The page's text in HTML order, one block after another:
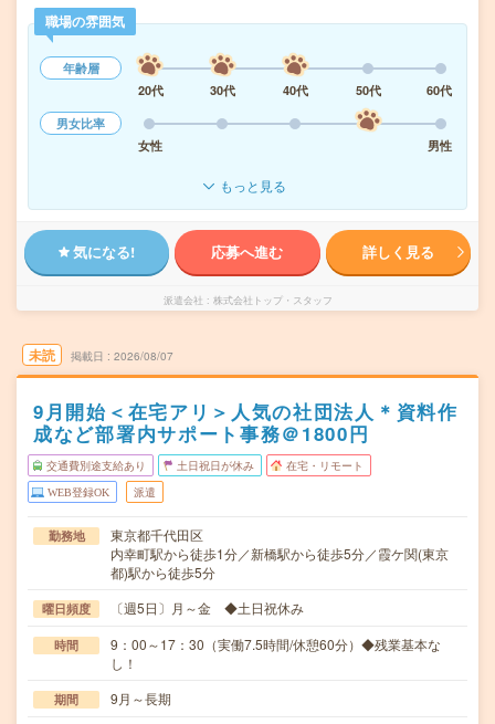
職場の雰囲気
年齢層
20代
30代 40代 50代
60代
男女比率
女性
男性
もっと見る
気になる! 応募へ進む 詳しく見る
派遣会社 株式会社トップ・スタッフ
未読 掲載日 2026/08/07
9月開始＜在宅アリ＞人気の社団法人＊資料作
成など部署内サポート事務＠1800円
交通費別途支給あり 土日祝日が休み 在宅・リモート
WEB登録OK 派遣
勤務地
東京都千代田区
内幸町駅から徒歩1分／新橋駅から徒歩5分／霞ケ関(東京
都)駅から徒歩5分
曜日頻度 〔週5日〕月～金 ◆土日祝休み
時間
9：00～17：30（実働7.5時間/休憩60分）◆残業基本な
し！
期間 9月～長期